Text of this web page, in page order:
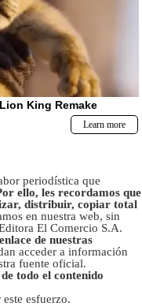
periodística que
ello, les recordamos que
distribuir, copiar total
en nuestra web, sin
El Comercio S.A.
de nuestras
acceder a información
fuente oficial.
todo el contenido
esfuerzo.